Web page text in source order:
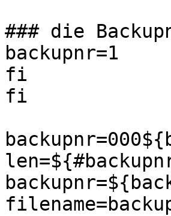
### die
backupnr=1
fi
fi